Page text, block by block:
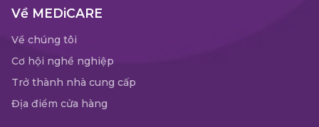
Về MEDiCARE
Về chúng tôi
Cơ hội nghề nghiệp
Trở thành nhà cung cấp
Địa điểm cửa hàng